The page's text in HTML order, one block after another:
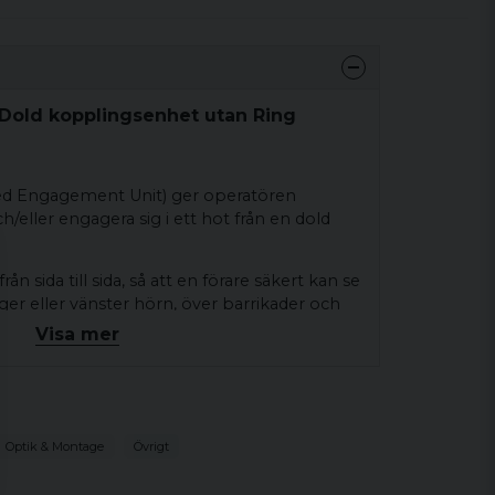
kopplingsenhet utan Ring
Engagement Unit) ger operatören
eller engagera sig i ett hot från en dold
sida till sida, så att en förare säkert kan se
eller vänster hörn, över barrikader och
260° vilket gör det möjligt för föraren
trappor eller nedför tunnlar från
För att montera CEU, använd Aimpoint
ringen som tillåter sambevittnande
också snabbt tas bort för att snabbt
slutanvändaren säker dold
Visa mer
Optik & Montage Övrigt